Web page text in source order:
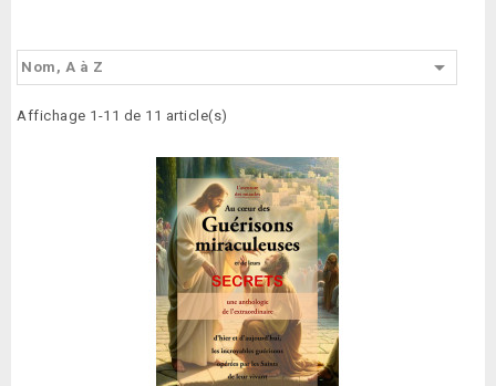
Nom, A à Z 
Affichage 1-11 de 11 article(s)